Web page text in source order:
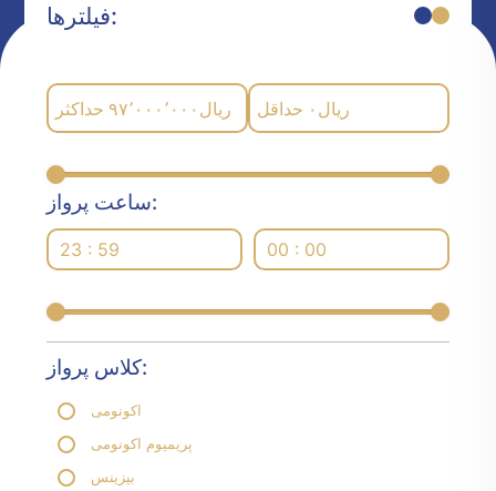
فیلترها:
حداکثر ۹۷٬۰۰۰٬۰۰۰ ریال حداقل ۰ ریال
ساعت پرواز:
23 : 59 00 : 00
کلاس پرواز:
اکونومی
پریمیوم اکونومی
بیزینس